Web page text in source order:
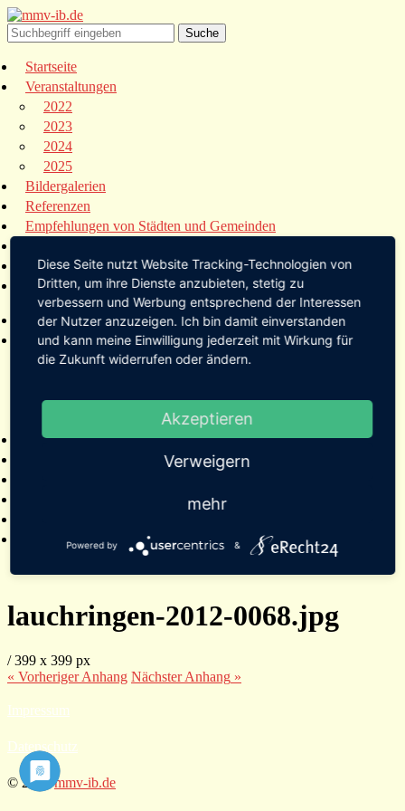
Startseite
Veranstaltungen
2022
2023
2024
2025
Bildergalerien
Referenzen
Empfehlungen von Städten und Gemeinden
Links
Kontakt
Startseite
Veranstaltungen
2022
2024
Bildergalerien
Kontakt
lauchringen-2012-0068.jpg
/399 x 399 px
« VorherigerAnhang NächsterAnhang »
Impressum
Datenschutz
© 2026mmv-ib.de
Diese Seite nutzt Website Tracking-Technologien von
Dritten, um ihre Dienste anzubieten, stetig zu
verbessern und Werbung entsprechend der Interessen
der Nutzer anzuzeigen. Ich bin damit einverstanden
und kann meine Einwilligung jederzeit mit Wirkung für
die Zukunft widerrufen oder ändern.
Akzeptieren
Verweigern
mehr
Powered by &